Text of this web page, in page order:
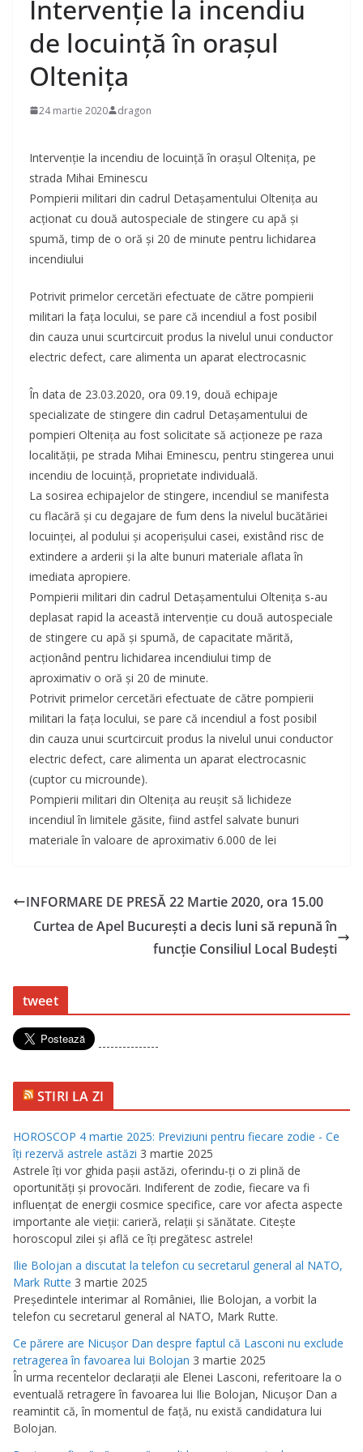
Intervenție la incendiu
de locuinţă în oraşul
Olteniţa
24 martie 2020 dragon
Intervenție la incendiu de locuinţă în oraşul Olteniţa, pe
strada Mihai Eminescu
Pompierii militari din cadrul Detaşamentului Olteniţa au
acţionat cu două autospeciale de stingere cu apă şi
spumă, timp de o oră şi 20 de minute pentru lichidarea
incendiului
Potrivit primelor cercetări efectuate de către pompierii
militari la faţa locului, se pare că incendiul a fost posibil
din cauza unui scurtcircuit produs la nivelul unui conductor
electric defect, care alimenta un aparat electrocasnic
În data de 23.03.2020, ora 09.19, două echipaje
specializate de stingere din cadrul Detaşamentului de
pompieri Olteniţa au fost solicitate să acţioneze pe raza
localităţii, pe strada Mihai Eminescu, pentru stingerea unui
incendiu de locuinţă, proprietate individuală.
La sosirea echipajelor de stingere, incendiul se manifesta
cu flacără şi cu degajare de fum dens la nivelul bucătăriei
locuinţei, al podului şi acoperişului casei, existând risc de
extindere a arderii şi la alte bunuri materiale aflata în
imediata apropiere.
Pompierii militari din cadrul Detaşamentului Olteniţa s-au
deplasat rapid la această intervenţie cu două autospeciale
de stingere cu apă şi spumă, de capacitate mărită,
acţionând pentru lichidarea incendiului timp de
aproximativ o oră şi 20 de minute.
Potrivit primelor cercetări efectuate de către pompierii
militari la faţa locului, se pare că incendiul a fost posibil
din cauza unui scurtcircuit produs la nivelul unui conductor
electric defect, care alimenta un aparat electrocasnic
(cuptor cu microunde).
Pompierii militari din Olteniţa au reuşit să lichideze
incendiul în limitele găsite, fiind astfel salvate bunuri
materiale în valoare de aproximativ 6.000 de lei
INFORMARE DE PRESĂ 22 Martie 2020, ora 15.00
Curtea de Apel Bucureşti a decis luni să repună în
funcţie Consiliul Local Budeşti
tweet
---------------
STIRI LA ZI
HOROSCOP 4 martie 2025: Previziuni pentru fiecare zodie - Ce
îţi rezervă astrele astăzi 3 martie 2025
Astrele îţi vor ghida paşii astăzi, oferindu-ţi o zi plină de
oportunităţi şi provocări. Indiferent de zodie, fiecare va fi
influenţat de energii cosmice specifice, care vor afecta aspecte
importante ale vieţii: carieră, relaţii şi sănătate. Citeşte
horoscopul zilei şi află ce îţi pregătesc astrele!
Ilie Bolojan a discutat la telefon cu secretarul general al NATO,
Mark Rutte 3 martie 2025
Preşedintele interimar al României, Ilie Bolojan, a vorbit la
telefon cu secretarul general al NATO, Mark Rutte.
Ce părere are Nicuşor Dan despre faptul că Lasconi nu exclude
retragerea în favoarea lui Bolojan 3 martie 2025
În urma recentelor declaraţii ale Elenei Lasconi, referitoare la o
eventuală retragere în favoarea lui Ilie Bolojan, Nicuşor Dan a
reamintit că, în momentul de faţă, nu există candidatura lui
Bolojan.